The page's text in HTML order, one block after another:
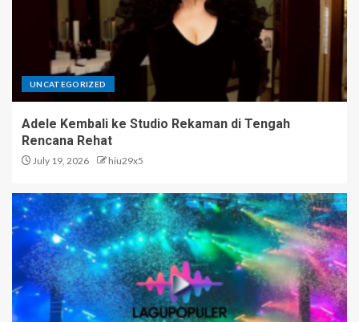
UNCATEGORIZED
Adele Kembali ke Studio Rekaman di Tengah
Rencana Rehat
July 19, 2026 hiu29x5